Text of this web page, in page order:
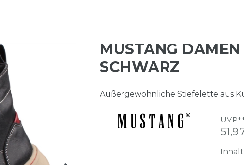
MUSTANG
SCHWARZ
Außergewöhnliche Stiefelette aus